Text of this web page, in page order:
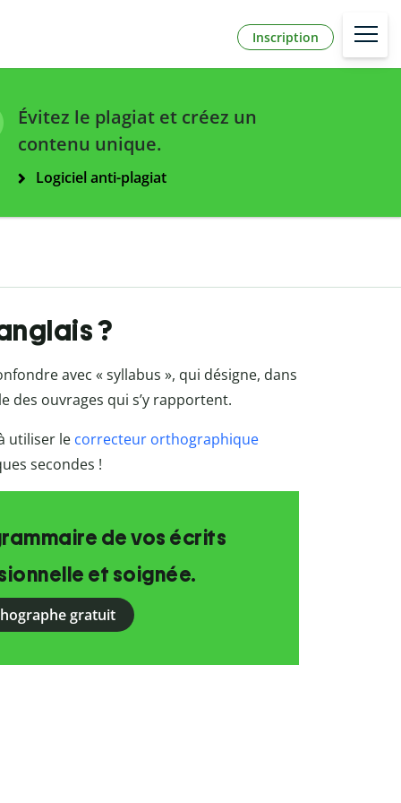
Inscription
Évitez le plagiat et créez un
contenu unique.
Logiciel anti-plagiat
?
avec « syllabus », qui désigne, dans
des ouvrages qui s’y rapportent.
utiliser le correcteur orthographique
secondes !
de vos écrits
et soignée.
gratuit